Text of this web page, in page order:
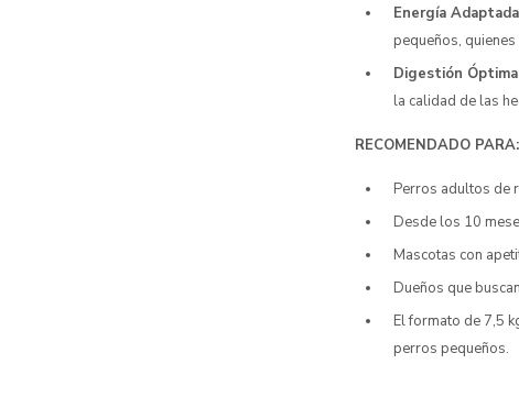
Energía
pequeños,
Digestión
la calidad de las
RECOMENDADO PARA:
Perros adultos de
Desde los 10
Mascotas con
Dueños que
El formato de 7,5
perros pequeños.